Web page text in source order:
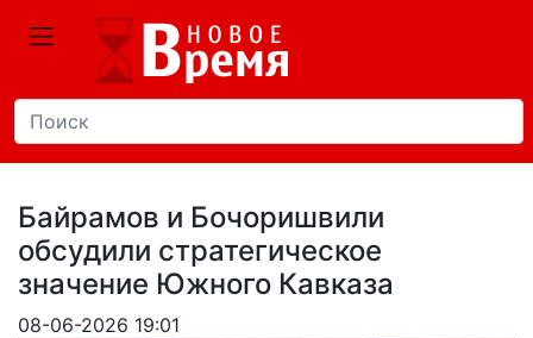
Байрамов и Бочоришвили
обсудили стратегическое
значение Южного Кавказа
08-06-2026 19:01